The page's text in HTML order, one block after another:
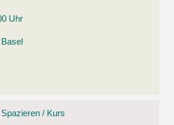
Uhr
/ Kurs